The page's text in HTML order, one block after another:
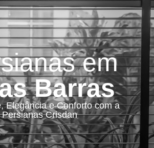
em
Barras
Elegância e Conforto com a
Persianas Crisdan